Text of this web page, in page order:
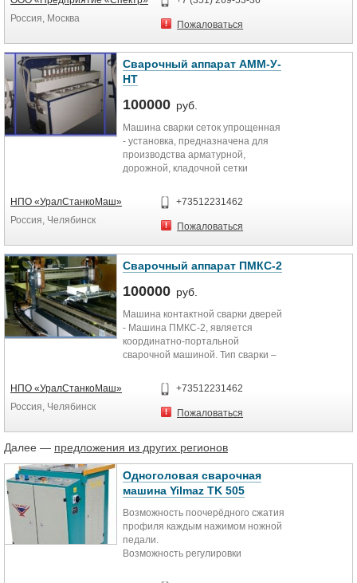
Россия, Москва
Пожаловаться
Сварочный аппарат АММ-У-
НТ
100000 руб.
Машина сварки сеток упрощенная
- установка, предназначена для
производства арматурной,
дорожной, кладочной сетки
НПО «УралСтанкоМаш»
Россия, Челябинск
+73512231462
Пожаловаться
Сварочный аппарат ПМКС-2
100000 руб.
Машина контактной сварки дверей
- Машина ПМКС-2, является
координатно-портальной
сварочной машиной. Тип сварки –
Рабочая...
НПО «УралСтанкоМаш»
Россия, Челябинск
+73512231462
Пожаловаться
Далее — предложения из других регионов
Одноголовая сварочная
машина Yilmaz TK 505
Возможность поочерёдного сжатия
профиля каждым нажимом ножной
педали.
Возможность регулировки
соответственно типу профиля.